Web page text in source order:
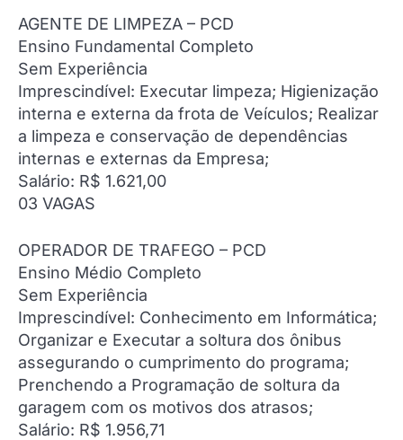
AGENTE DE LIMPEZA – PCD
Ensino Fundamental Completo
Sem Experiência
Imprescindível: Executar limpeza; Higienização
interna e externa da frota de Veículos; Realizar
a limpeza e conservação de dependências
internas e externas da Empresa;
Salário: R$ 1.621,00
03 VAGAS
OPERADOR DE TRAFEGO – PCD
Ensino Médio Completo
Sem Experiência
Imprescindível: Conhecimento em Informática;
Organizar e Executar a soltura dos ônibus
assegurando o cumprimento do programa;
Prenchendo a Programação de soltura da
garagem com os motivos dos atrasos;
Salário: R$ 1.956,71